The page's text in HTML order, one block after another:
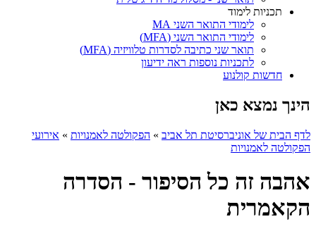
תכניות לימוד
לימודי התואר השני MA
לימודי התואר השני (MFA)
תואר שני כתיבה לסדרות טלוויזיה (MFA)
לתכניות נוספות ראה ידיעון
חדשות קולנוע
הינך נמצא כאן
לדף הבית של אוניברסיטת תל אביב » הפקולטה לאמנויות » אירועי
הפקולטה לאמנויות
אהבה זה כל הסיפור - הסדרה
הקאמרית